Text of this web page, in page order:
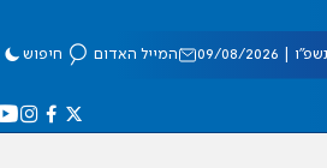
08/2026 המייל האדום חיפוש